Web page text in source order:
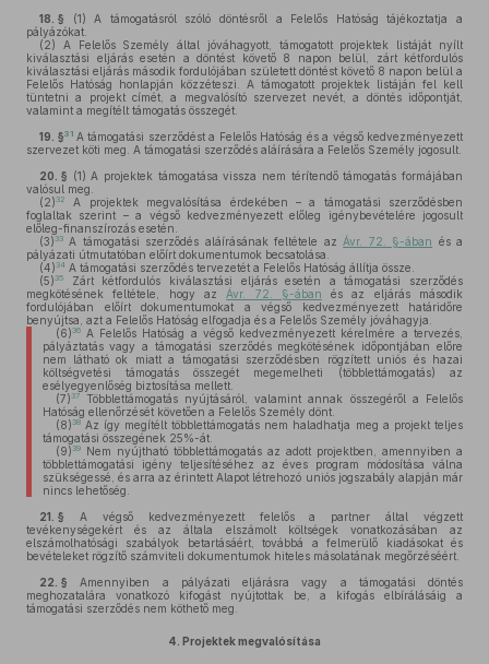
18. § (1) A támogatásról szóló döntésről a Felelős Hatóság tájékoztatja a
pályázókat.
(2) A Felelős Személy által jóváhagyott, támogatott projektek listáját nyílt
kiválasztási eljárás esetén a döntést követő 8 napon belül, zárt kétfordulós
kiválasztási eljárás második fordulójában született döntést követő 8 napon belül a
Felelős Hatóság honlapján közzéteszi. A támogatott projektek listáján fel kell
tüntetni a projekt címét, a megvalósító szervezet nevét, a döntés időpontját,
valamint a megítélt támogatás összegét.
19. §31 A támogatási szerződést a Felelős Hatóság és a végső kedvezményezett
szervezet köti meg. A támogatási szerződés aláírására a Felelős Személy jogosult.
20. § (1) A projektek támogatása vissza nem térítendő támogatás formájában
valósul meg.
(2) 32
A projektek megvalósítása érdekében – a támogatási szerződésben
foglaltak szerint – a végső kedvezményezett előleg igénybevételére jogosult
előleg-finanszírozás esetén.
(3) 33 A támogatási szerződés aláírásának feltétele az Ávr. 72. §-ában és a
pályázati útmutatóban előírt dokumentumok becsatolása.
(4) 34 A támogatási szerződés tervezetét a Felelős Hatóság állítja össze.
(5) 35
Zárt kétfordulós kiválasztási eljárás esetén a támogatási szerződés
megkötésének feltétele, hogy az Ávr. 72. §-ában és az eljárás második
fordulójában előírt dokumentumokat a végső kedvezményezett határidőre
benyújtsa, azt a Felelős Hatóság elfogadja és a Felelős Személy jóváhagyja.
(6) 36A Felelős Hatóság a végső kedvezményezett kérelmére a tervezés,
pályáztatás vagy a támogatási szerződés megkötésének időpontjában előre
nem látható ok miatt a támogatási szerződésben rögzített uniós és hazai
költségvetési támogatás összegét megemelheti (többlettámogatás) az
esélyegyenlőség biztosítása mellett.
(7) 37Többlettámogatás nyújtásáról, valamint annak összegéről a Felelős
Hatóság ellenőrzését követően a Felelős Személy dönt.
(8) 38Az így megítélt többlettámogatás nem haladhatja meg a projekt teljes
támogatási összegének 25%-át.
(9) 39Nem nyújtható többlettámogatás az adott projektben, amennyiben a
többlettámogatási igény teljesítéséhez az éves program módosítása válna
szükségessé, és arra az érintett Alapot létrehozó uniós jogszabály alapján már
nincs lehetőség.
21. § A végső kedvezményezett felelős a partner által végzett
tevékenységekért és az általa elszámolt költségek vonatkozásában az
elszámolhatósági szabályok betartásáért, továbbá a felmerülő kiadásokat és
bevételeket rögzítő számviteli dokumentumok hiteles másolatának megőrzéséért.
22. § Amennyiben a pályázati eljárásra vagy a támogatási döntés
meghozatalára vonatkozó kifogást nyújtottak be, a kifogás elbírálásáig a
támogatási szerződés nem köthető meg.
4. Projektek megvalósítása